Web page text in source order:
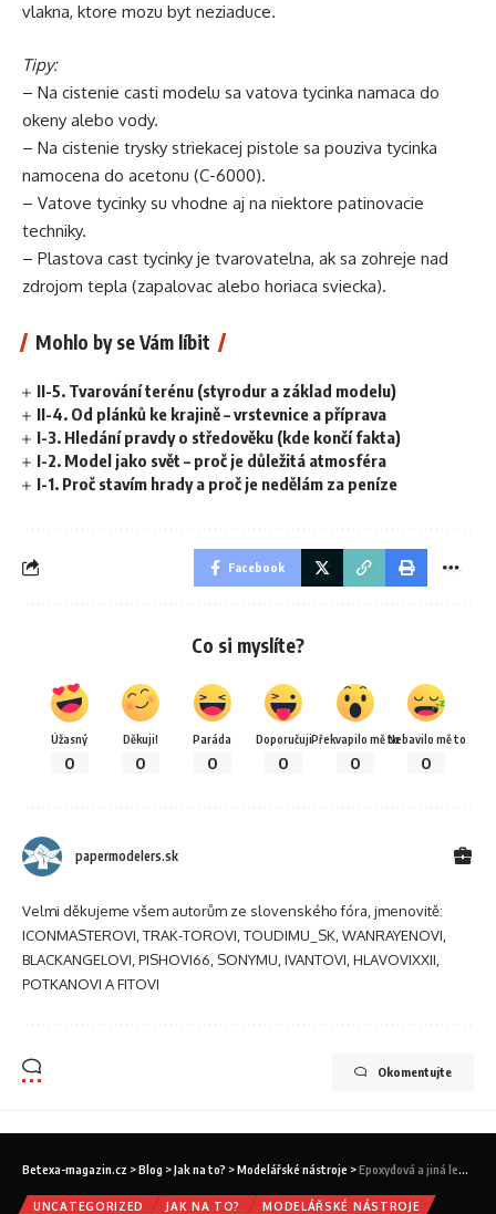
vlakna, ktore mozu byt neziaduce.
Tipy:
– Na cistenie casti modelu sa vatova tycinka namaca do
okeny alebo vody.
– Na cistenie trysky striekacej pistole sa pouziva tycinka
namocena do acetonu (C-6000).
– Vatove tycinky su vhodne aj na niektore patinovacie
techniky.
– Plastova cast tycinky je tvarovatelna, ak sa zohreje nad
zdrojom tepla (zapalovac alebo horiaca sviecka).
Mohlo by se Vám líbit
II-5. Tvarování terénu (styrodur a základ modelu)
II-4. Od plánků ke krajině – vrstevnice a příprava
I-3. Hledání pravdy o středověku (kde končí fakta)
I-2. Model jako svět – proč je důležitá atmosféra
I-1. Proč stavím hrady a proč je nedělám za peníze
Facebook
Co si myslíte?
Úžasný
0
Děkuji!
0
Paráda
0
Doporučuji
0
Překvapilo mě to
0
Nebavilo mě to
0
papermodelers.sk
Velmi děkujeme všem autorům ze slovenského fóra, jmenovitě:
ICONMASTEROVI, TRAK-TOROVI, TOUDIMU_SK, WANRAYENOVI,
BLACKANGELOVI, PISHOVI66, SONYMU, IVANTOVI, HLAVOVIXXII,
POTKANOVI A FITOVI
Okomentujte
Betexa-magazin.cz >Blog >Jak na to? >Modelářské nástroje >Epoxydová a jiná lepidla
UNCATEGORIZED JAK NA TO? MODELÁŘSKÉ NÁSTROJE